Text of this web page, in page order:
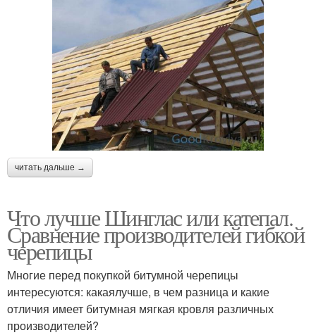
читать дальше →
Что лучше Шинглас или катепал.
Сравнение производителей гибкой
черепицы
Многие перед покупкой битумной черепицы
интересуются: какаялучше, в чем разница и какие
отличия имеет битумная мягкая кровля различных
производителей?